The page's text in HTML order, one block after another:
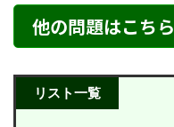
他の問題はこちら
リスト一覧